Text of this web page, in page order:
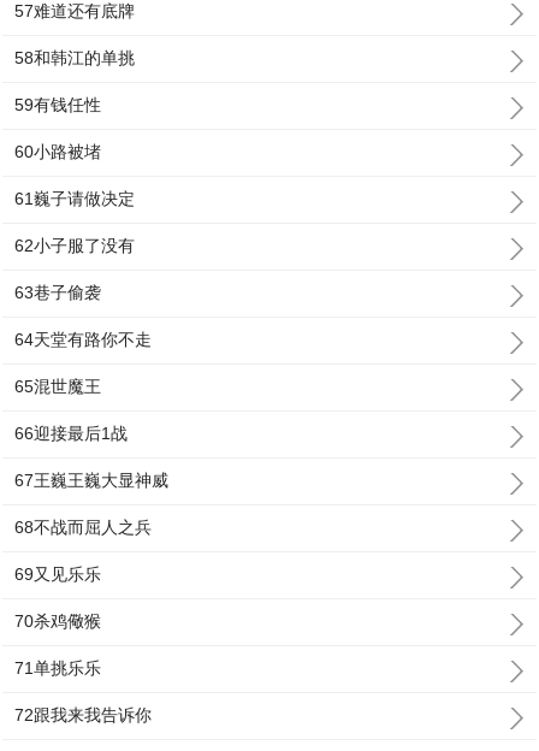
57难道还有底牌
58和韩江的单挑
59有钱任性
60小路被堵
61巍子请做决定
62小子服了没有
63巷子偷袭
64天堂有路你不走
65混世魔王
66迎接最后1战
67王巍王巍大显神威
68不战而屈人之兵
69又见乐乐
70杀鸡儆猴
71单挑乐乐
72跟我来我告诉你